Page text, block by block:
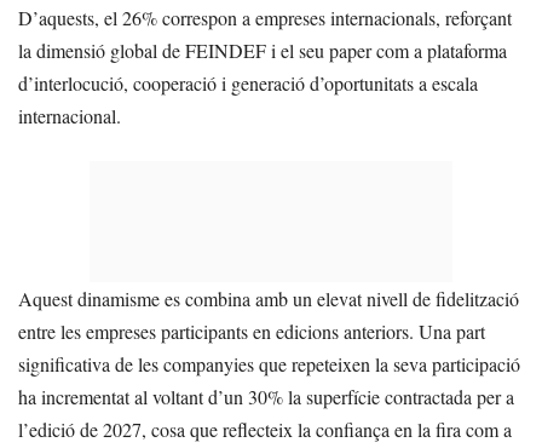
D’aquests, el 26% correspon a empreses internacionals, reforçant
la dimensió global de FEINDEF i el seu paper com a plataforma
d’interlocució, cooperació i generació d’oportunitats a escala
internacional.
Aquest dinamisme es combina amb un elevat nivell de fidelització
entre les empreses participants en edicions anteriors. Una part
significativa de les companyies que repeteixen la seva participació
ha incrementat al voltant d’un 30% la superfície contractada per a
l’edició de 2027, cosa que reflecteix la confiança en la fira com a